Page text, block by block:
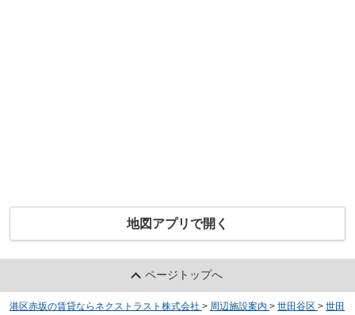
地図アプリで開く
ページトップへ
港区赤坂の賃貸ならネクストラスト株式会社 > 周辺施設案内 > 世田谷区 > 世田